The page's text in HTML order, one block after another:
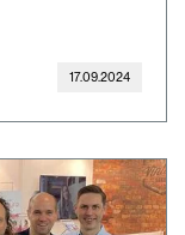
17.09.2024